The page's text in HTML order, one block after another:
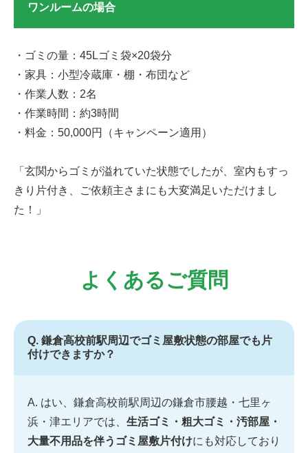
ワンルームの場合
・ゴミの量：45Lゴミ袋×20袋分
・家具：小型冷蔵庫・棚・布団など
・作業人数：2名
・作業時間：約3時間
・料金：50,000円（キャンペーン適用）
「玄関からゴミが溢れていた状態でしたが、室内もすっ
きり片付き、ご依頼主さまにも大変満足いただけまし
た！」
よくあるご質問
Q. 鎌倉高校前駅周辺でゴミ屋敷状態の部屋でも片
付けできますか？
A. はい、鎌倉高校前駅周辺の鎌倉市腰越・七里ヶ
浜・津エリアでは、 生活ゴミ・粗大ゴミ・汚部屋・
大量不用品を伴うゴミ屋敷片付けにも対応しており